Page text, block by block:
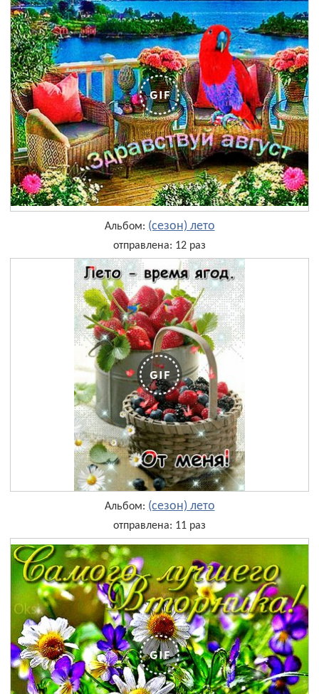
Альбом: (сезон) лето
отправлена: 12 раз
Альбом: (сезон) лето
отправлена: 11 раз